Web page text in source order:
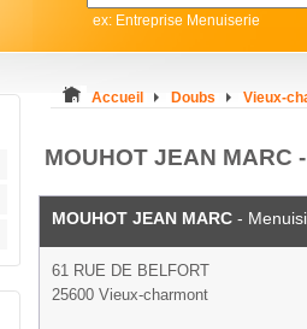
ex: Entreprise Menuiserie
Accueil Doubs Vieux-
MOUHOT JEAN
MOUHOT JEAN MARC -
61 RUE DE BELFORT
25600 Vieux-charmont